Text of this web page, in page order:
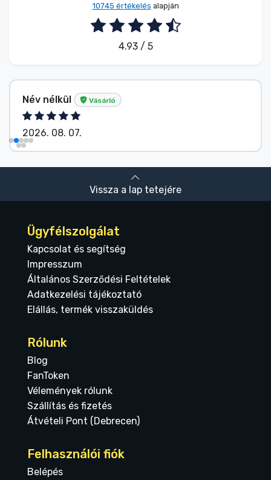
10745 értékelés alapján
4.93 / 5
Név nélkül Vásárló
2026. 08. 07.
Vissza a lap tetejére
Ügyfélszolgálat
Kapcsolat és segítség
Impresszum
Általános Szerződési Feltételek
Adatkezelési tájékoztató
Elállás, termék visszaküldés
Rólunk
Blog
FanToken
Vélemények rólunk
Szállítás és fizetés
Átvételi Pont (Debrecen)
Felhasználói fiók
Belépés